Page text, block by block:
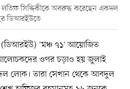
সিদ্দিকীকে অবরুদ্ধ করেছেন একদল
ডিআরইউতে
(ডিআরইউ) 'মঞ্চ ৭১' আয়োজিত
ওপর চড়াও হয় জুলাই
লোক। তারা সেখান থেকে আবদুল